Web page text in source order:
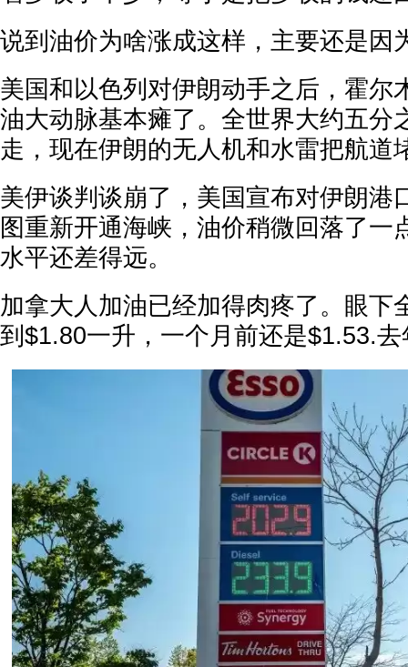
说到油价为啥涨成这样，主要还是因
美国和以色列对伊朗动手之后，霍尔
油大动脉基本瘫了。全世界大约五分
走，现在伊朗的无人机和水雷把航道
美伊谈判谈崩了，美国宣布对伊朗港
图重新开通海峡，油价稍微回落了一
水平还差得远。
加拿大人加油已经加得肉疼了。眼下
到$1.80一升，一个月前还是$1.53.